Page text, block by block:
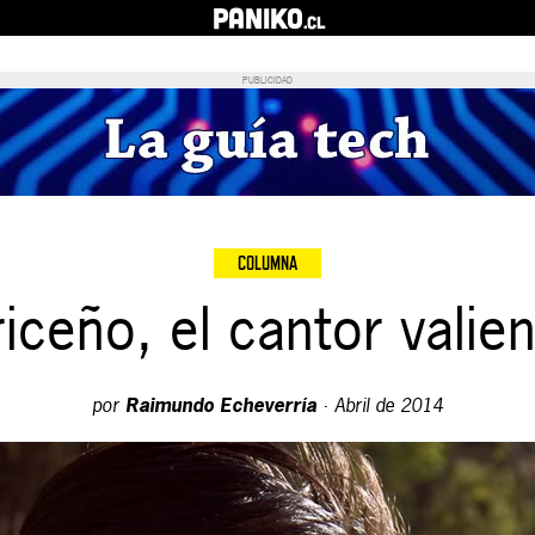
PANIKO.cl
PUBLICIDAD
COLUMNA
el cantor
por Raimundo Echeverría · Abril de 2014